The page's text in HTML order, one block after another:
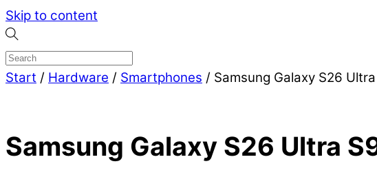
Skip to content
Start / Hardware / Smartphones / Samsung Galaxy S26
Samsung Galaxy S26 Ultra